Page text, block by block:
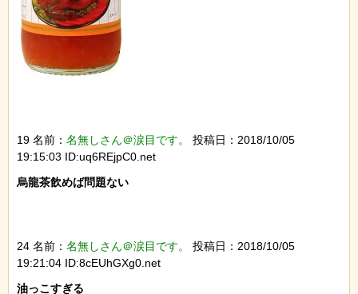
19 名前： 名無しさん＠涙目です。
投稿日：2018/10/05
19:15:03 ID:uq6REjpC0.net
烏龍茶飲めば問題ない
24 名前： 名無しさん＠涙目です。
投稿日：2018/10/05
19:21:04 ID:8cEUhGXg0.net
油っこすぎる